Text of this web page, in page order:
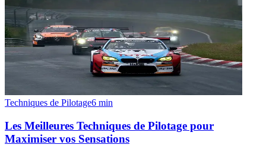
Techniques de Pilotage6 min
Les Meilleures Techniques de Pilotage pour
Maximiser vos Sensations